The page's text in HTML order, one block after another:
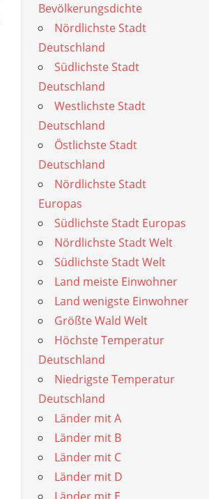
Bevölkerungsdichte
Nördlichste Stadt
Deutschland
Südlichste Stadt
Deutschland
Westlichste Stadt
Deutschland
Östlichste Stadt
Deutschland
Nördlichste Stadt
Europas
Südlichste Stadt Europas
Nördlichste Stadt Welt
Südlichste Stadt Welt
Land meiste Einwohner
Land wenigste Einwohner
Größte Wald Welt
Höchste Temperatur
Deutschland
Niedrigste Temperatur
Deutschland
Länder mit A
Länder mit B
Länder mit C
Länder mit D